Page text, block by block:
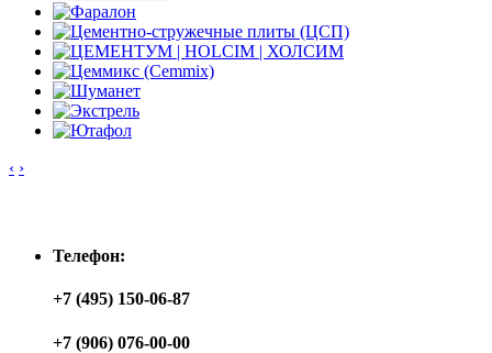
‹ ›
Телефон:
+7 (495) 150-06-87
+7 (906) 076-00-00